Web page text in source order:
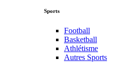
Sports
Football
Basketball
Athlétisme
Autres Sports